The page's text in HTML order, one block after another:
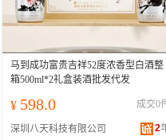
马到成功富贵吉祥52度浓香型白酒整
箱500ml*2礼盒装酒批发代发
¥ 598.0 成交0
深圳八天科技有限公司 2